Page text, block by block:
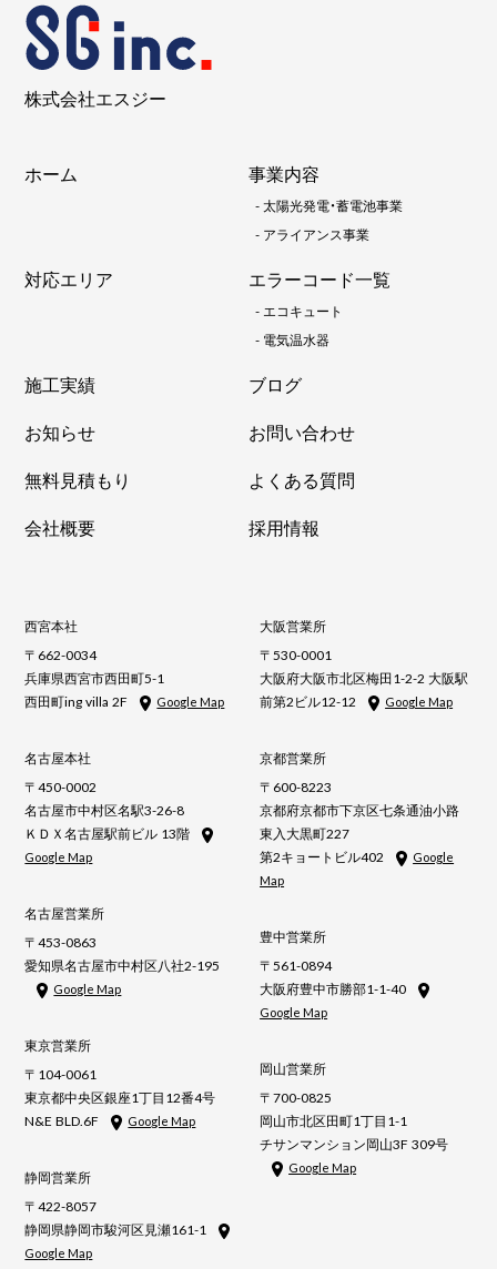
株式会社エスジー
ホーム 事業内容
-太陽光発電・蓄電池事業
- アライアンス事業
対応エリア エラーコード一覧
-エコキュート
- 電気温水器
施工実績
ブログ
お知らせ
お問い合わせ
無料見積もり
よくある質問
会社概要
採用情報
西宮本社
〒662-0034
兵庫県西宮市西田町5-1
西田町ing villa 2F
Google Map
名古屋本社
〒450-0002
名古屋市中村区名駅3-26-8
ＫＤＸ名古屋駅前ビル 13階
Google Map
名古屋営業所
〒453-0863
愛知県名古屋市中村区八社2-195
Google Map
東京営業所
〒104-0061
東京都中央区銀座1丁目12番4号
N&E BLD.6F
Google Map
静岡営業所
〒422-8057
静岡県静岡市駿河区見瀬161-1
Google Map
大阪営業所
〒530-0001
大阪府大阪市北区梅田1-2-2 大阪駅
前第2ビル12-12
Google Map
京都営業所
〒600-8223
京都府京都市下京区七条通油小路
東入大黒町227
第2キョートビル402
Google
Map
豊中営業所
〒561-0894
大阪府豊中市勝部1-1-40
Google Map
岡山営業所
〒700-0825
岡山市北区田町1丁目1-1
チサンマンション岡山3F 309号
Google Map